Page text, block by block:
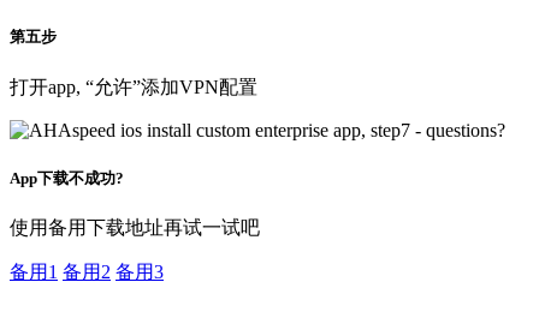
第五步
打开app, “允许”添加VPN配置
App下载不成功?
使用备用下载地址再试一试吧
备用1 备用2 备用3